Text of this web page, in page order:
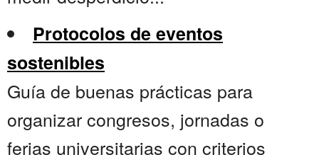
Protocolos de eventos
sostenibles
Guía de buenas prácticas para
organizar congresos, jornadas o
ferias universitarias con criterios